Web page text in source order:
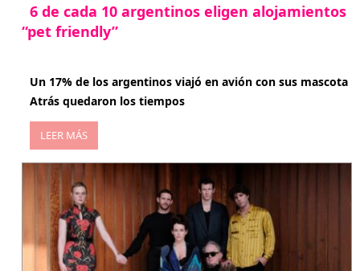
6 de cada 10 argentinos eligen alojamientos
“pet friendly”
Un 17% de los argentinos viajó en avión con sus mascota
Atrás quedaron los tiempos
LEER MÁS